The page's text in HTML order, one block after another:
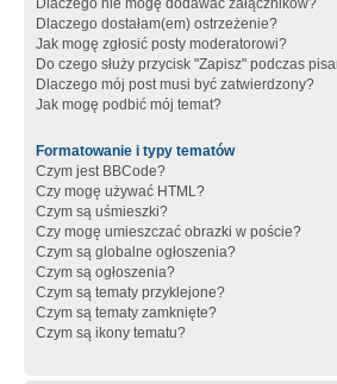
Dlaczego nie mogę dodawać załączników?
Dlaczego dostałam(em) ostrzeżenie?
Jak mogę zgłosić posty moderatorowi?
Do czego służy przycisk "Zapisz" podczas
Dlaczego mój post musi być zatwierdzony?
Jak mogę podbić mój temat?
Formatowanie i typy tematów
Czym jest BBCode?
Czy mogę używać HTML?
Czym są uśmieszki?
Czy mogę umieszczać obrazki w poście?
Czym są globalne ogłoszenia?
Czym są ogłoszenia?
Czym są tematy przyklejone?
Czym są tematy zamknięte?
Czym są ikony tematu?